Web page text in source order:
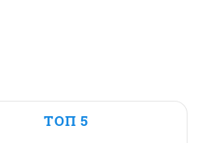
ТОП 5